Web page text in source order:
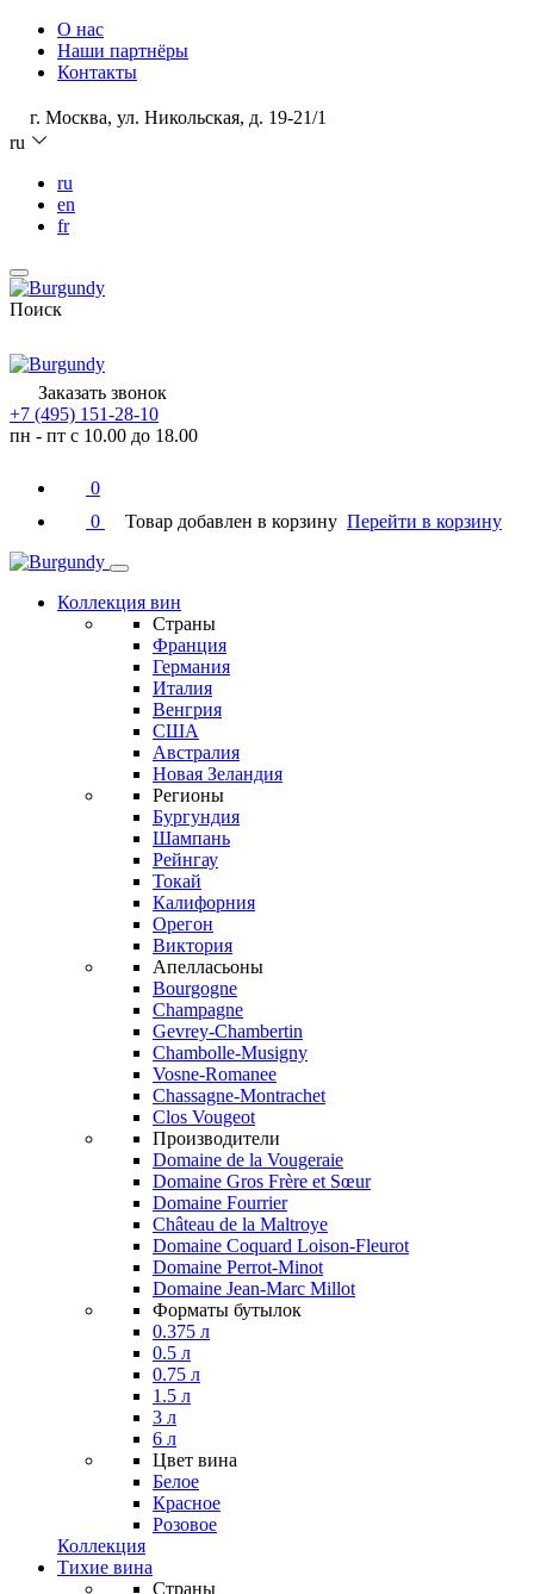
О нас
Наши партнёры
Контакты
г. Москва, ул. Никольская, д. 19-21/1
ru
ru
en
fr
Поиск
Заказать звонок
+7 (495) 151-28-10
пн - пт с 10.00 до 18.00
0
0
Товар добавлен в корзину Перейти в корзину
Коллекция вин
Страны
Франция
Германия
Италия
Венгрия
США
Австралия
Новая Зеландия
Регионы
Бургундия
Шампань
Рейнгау
Токай
Калифорния
Орегон
Виктория
Апелласьоны
Bourgogne
Champagne
Gevrey-Chambertin
Chambolle-Musigny
Vosne-Romanee
Chassagne-Montrachet
Clos Vougeot
Производители
Domaine de la Vougeraie
Domaine Gros Frère et Sœur
Domaine Fourrier
Château de la Maltroye
Domaine Coquard Loison-Fleurot
Domaine Perrot-Minot
Domaine Jean-Marc Millot
Форматы бутылок
0.375 л
0.5 л
0.75 л
1.5 л
3 л
6 л
Цвет вина
Белое
Красное
Розовое
Коллекция
Тихие вина
Страны